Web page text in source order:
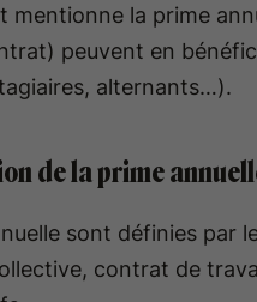
mentionne la prime
peuvent en
alternants…).
de la prime
sont définies par
contrat de